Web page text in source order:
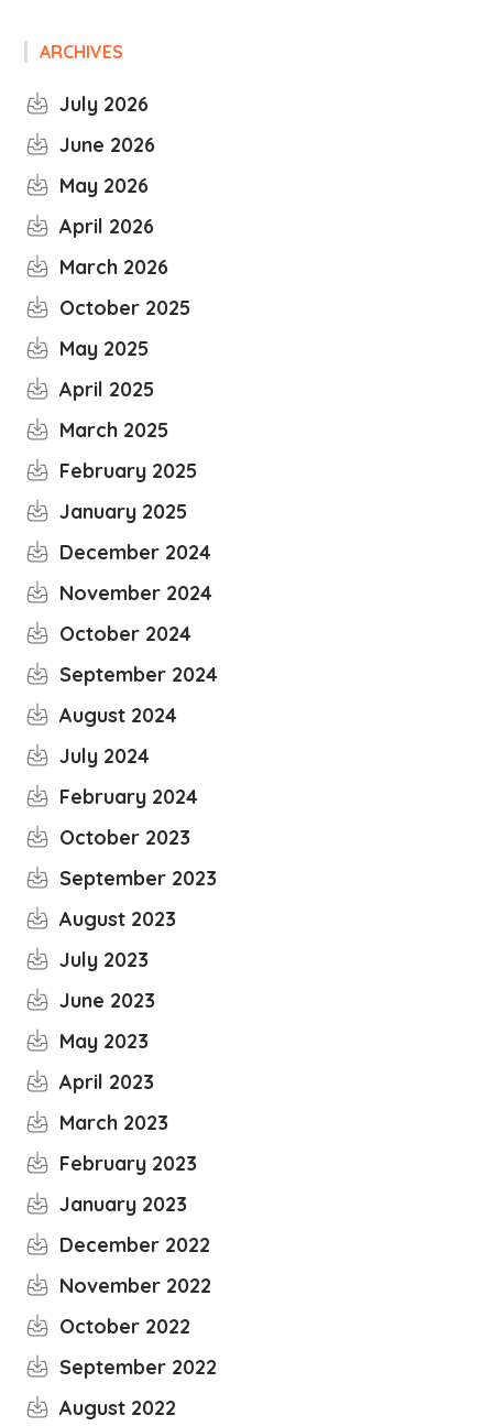
ARCHIVES
July 2026
June 2026
May 2026
April 2026
March 2026
October 2025
May 2025
April 2025
March 2025
February 2025
January 2025
December 2024
November 2024
October 2024
September 2024
August 2024
July 2024
February 2024
October 2023
September 2023
August 2023
July 2023
June 2023
May 2023
April 2023
March 2023
February 2023
January 2023
December 2022
November 2022
October 2022
September 2022
August 2022